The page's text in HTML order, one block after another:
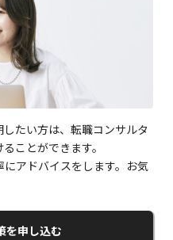
たい方は、転職コンサルタ
ことができます。
アドバイスをします。お気
を申し込む